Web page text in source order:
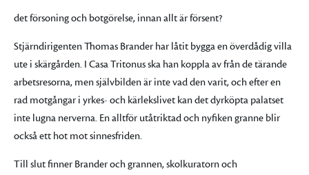
det försoning och botgörelse, innan allt är försent?
Stjärndirigenten Thomas Brander har låtit bygga en överdådig villa
ute i skärgården. I Casa Tritonus ska han koppla av från de tärande
arbetsresorna, men självbilden är inte vad den varit, och efter en
rad motgångar i yrkes- och kärlekslivet kan det dyrköpta palatset
inte lugna nerverna. En alltför utåtriktad och nyfiken granne blir
också ett hot mot sinnesfriden.
Till slut finner Brander och grannen, skolkuratorn och